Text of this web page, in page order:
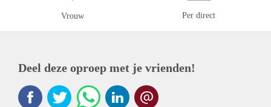
Vrouw Per direct
Deel deze oproep met je vrienden!